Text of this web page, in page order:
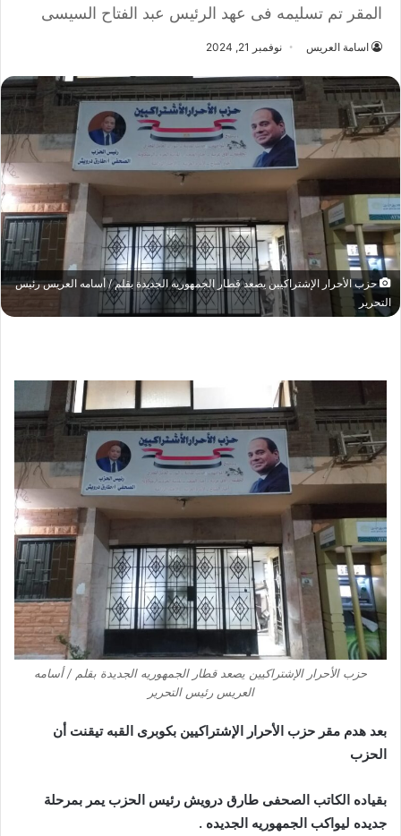
المقر تم تسليمه فى عهد الرئيس عبد الفتاح السيسى
اسامة العريس نوفمبر 21, 2024
حزب الأحرار الإشتراكيين يصعد قطار الجمهوريه الجديدة بقلم / أسامه العريس رئيس
التحرير
حزب الأحرار الإشتراكيين يصعد قطار الجمهوريه الجديدة بقلم / أسامه
العريس رئيس التحرير
بعد هدم مقر حزب الأحرار الإشتراكيين بكوبرى القبه تيقنت أن
الحزب
بقياده الكاتب الصحفى طارق درويش رئيس الحزب يمر بمرحلة
جديده ليواكب الجمهوريه الجديده .